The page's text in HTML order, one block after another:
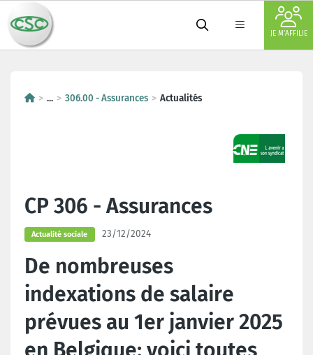
JE M'AFFILIE
... 306.00 - Assurances Actualités
CP 306 - Assurances
Actualité sociale 23/12/2024
De nombreuses
indexations de salaire
prévues au 1er janvier 2025
en Belgique: voici toutes